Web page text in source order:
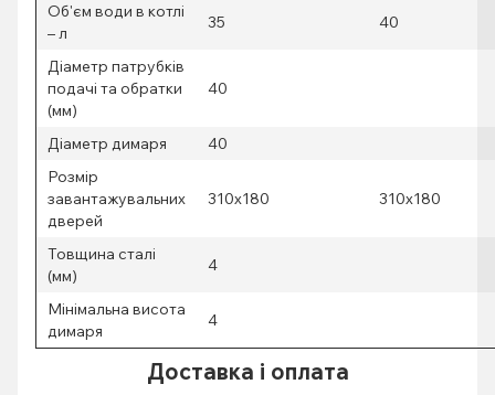
Об'єм води в котлі
– л
35 40
Діаметр патрубків
подачі та обратки
(мм)
40
Діаметр димаря
40
Розмір
завантажувальних
дверей
310х180 310х180
Товщина сталі
(мм)
4
Мінімальна висота
димаря
4
Доставка і оплата